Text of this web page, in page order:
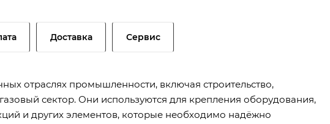
Доставка Сервис
отраслях промышленности, включая строительство,
сектор. Они используются для крепления оборудования,
и других элементов, которые необходимо надёжно